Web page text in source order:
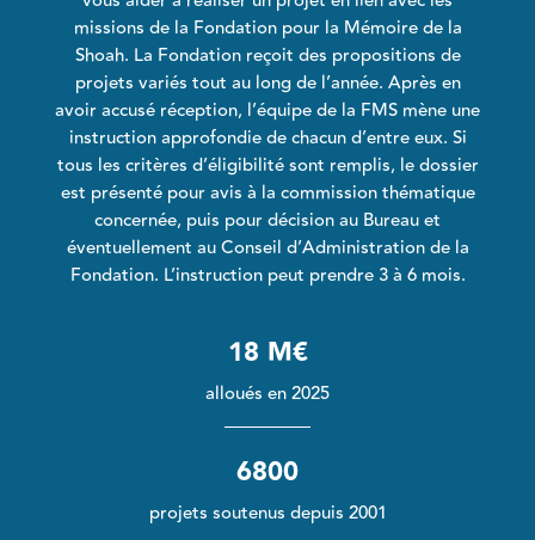
missions de la Fondation pour la Mémoire de la
Shoah. La Fondation reçoit des propositions de
projets variés tout au long de l’année. Après en
avoir accusé réception, l’équipe de la FMS mène une
instruction approfondie de chacun d’entre eux. Si
tous les critères d’éligibilité sont remplis, le dossier
est présenté pour avis à la commission thématique
concernée, puis pour décision au Bureau et
éventuellement au Conseil d’Administration de la
Fondation. L’instruction peut prendre 3 à 6 mois.
18 M€
alloués en 2025
6800
projets soutenus depuis 2001